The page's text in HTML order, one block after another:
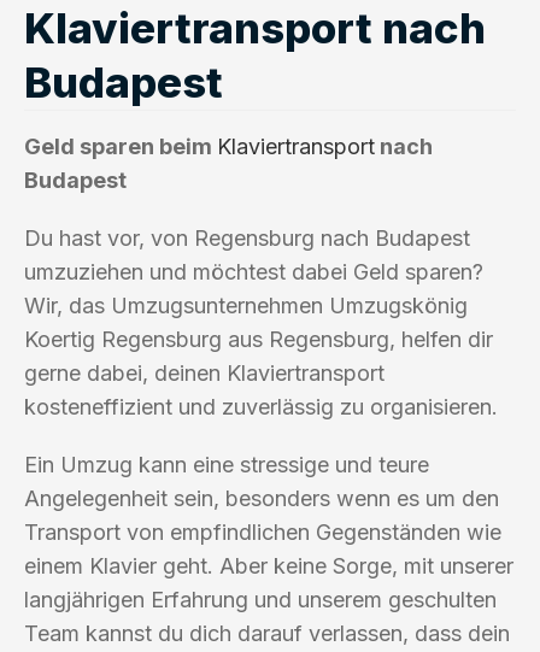
Klaviertransport nach
Budapest
Geld sparen beim Klaviertransport nach
Budapest
Du hast vor, von Regensburg nach Budapest
umzuziehen und möchtest dabei Geld sparen?
Wir, das Umzugsunternehmen Umzugskönig
Koertig Regensburg aus Regensburg, helfen dir
gerne dabei, deinen Klaviertransport
kosteneffizient und zuverlässig zu organisieren.
Ein Umzug kann eine stressige und teure
Angelegenheit sein, besonders wenn es um den
Transport von empfindlichen Gegenständen wie
einem Klavier geht. Aber keine Sorge, mit unserer
langjährigen Erfahrung und unserem geschulten
Team kannst du dich darauf verlassen, dass dein